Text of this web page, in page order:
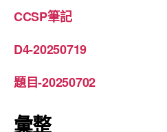
CCSP筆記
D4-20250719
題目-20250702
彙整